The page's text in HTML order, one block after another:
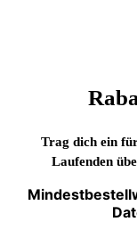
Trag dich ein
Laufenden